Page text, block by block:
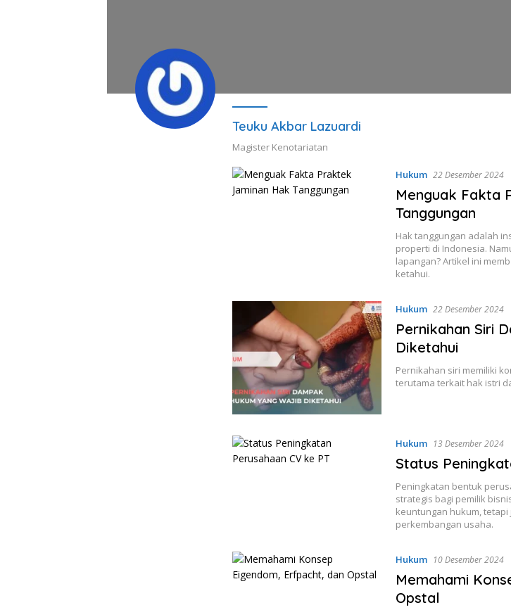
Teuku Akbar Lazuardi
Magister Kenotariatan
Hukum 22 Desember 2024
Menguak Fakta
Tanggungan
Hak tanggungan adalah
properti di Indonesia.
lapangan? Artikel ini
ketahui.
Hukum 22 Desember 2024
Pernikahan Siri
Diketahui
Pernikahan siri memiliki
terutama terkait hak istri
Hukum 13 Desember 2024
Status
Peningkatan bentuk
strategis bagi pemilik
keuntungan hukum,
perkembangan usaha.
Hukum 10 Desember 2024
Memahami
Opstal